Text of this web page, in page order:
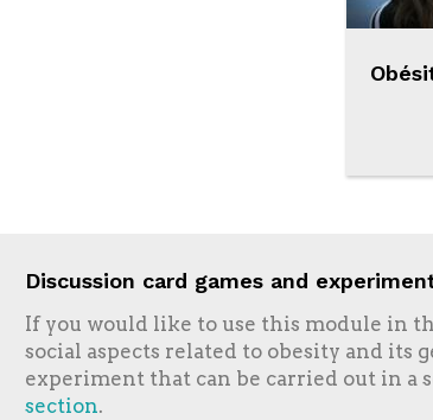
Discussion card games and
If you would like to use this module in
social aspects related to obesity and its
experiment that can be carried out in a
section.